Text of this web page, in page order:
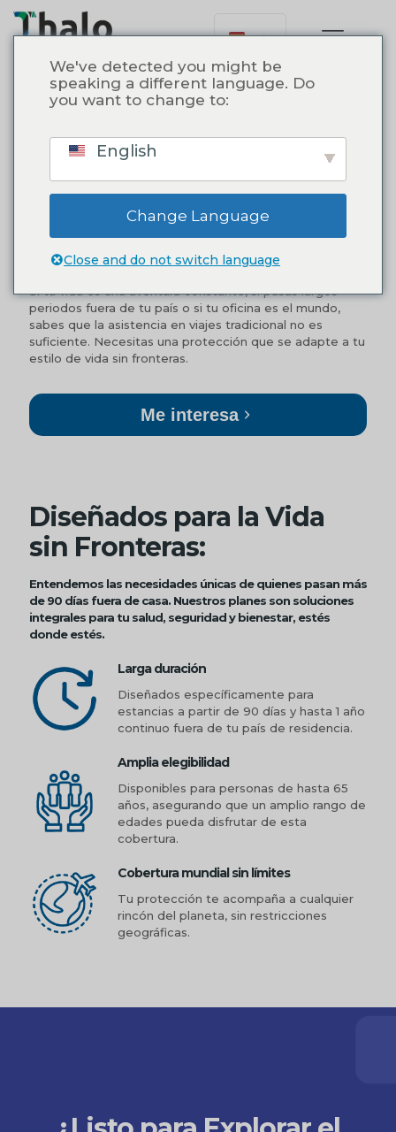
Asistencia al Viajero para
Nómadas y
Temporadistas
¿Vives Viajando? Tu Tranquilidad, Nuestra Prioridad.
Si tu vida es una aventura constante, si pasas largos
periodos fuera de tu país o si tu oficina es el mundo,
sabes que la asistencia en viajes tradicional no es
suficiente. Necesitas una protección que se adapte a tu
estilo de vida sin fronteras.
Me interesa
Diseñados para la Vida
sin Fronteras:
Entendemos las necesidades únicas de quienes pasan más
de 90 días fuera de casa. Nuestros planes son soluciones
integrales para tu salud, seguridad y bienestar, estés
donde estés.
Larga duración
Diseñados específicamente para
estancias a partir de 90 días y hasta 1 año
continuo fuera de tu país de residencia.
Amplia elegibilidad
Disponibles para personas de hasta 65
años, asegurando que un amplio rango de
edades pueda disfrutar de esta
cobertura.
Cobertura mundial sin límites
Tu protección te acompaña a cualquier
rincón del planeta, sin restricciones
geográficas.
We've detected you might be
speaking a different language. Do
you want to change to:
English
Change Language
Close and do not switch language